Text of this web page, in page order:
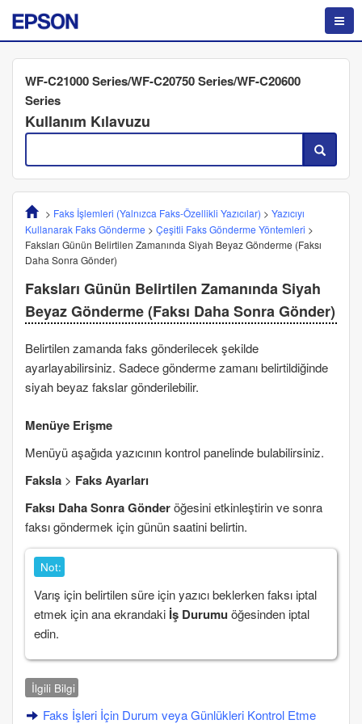
WF-C21000 Series/WF-C20750 Series/WF-C20600
Series
Kullanım Kılavuzu
> Faks İşlemleri (Yalnızca Faks-Özellikli Yazıcılar) > Yazıcıyı
Kullanarak Faks Gönderme > Çeşitli Faks Gönderme Yöntemleri >
Faksları Günün Belirtilen Zamanında Siyah Beyaz Gönderme (Faksı
Daha Sonra Gönder)
Faksları Günün Belirtilen Zamanında Siyah
Beyaz Gönderme (Faksı Daha Sonra Gönder)
Belirtilen zamanda faks gönderilecek şekilde
ayarlayabilirsiniz. Sadece gönderme zamanı belirtildiğinde
siyah beyaz fakslar gönderilebilir.
Menüye Erişme
Menüyü aşağıda yazıcının kontrol panelinde bulabilirsiniz.
Faksla > Faks Ayarları
Faksı Daha Sonra Gönderöğesini etkinleştirin ve sonra
faksı göndermek için günün saatini belirtin.
Not:
Varış için belirtilen süre için yazıcı beklerken faksı iptal
etmek için ana ekrandaki İş Durumu öğesinden iptal
edin.
İlgili Bilgi
Faks İşleri İçin Durum veya Günlükleri Kontrol Etme